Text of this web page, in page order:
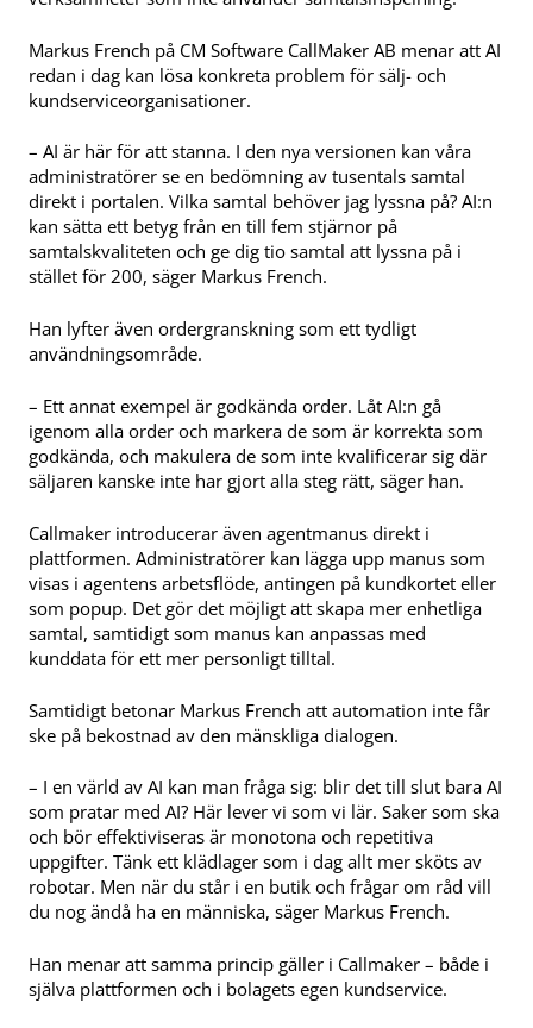
Markus French på CM Software CallMaker AB menar att AI
redan i dag kan lösa konkreta problem för sälj- och
kundserviceorganisationer.
– AI är här för att stanna. I den nya versionen kan våra
administratörer se en bedömning av tusentals samtal
direkt i portalen. Vilka samtal behöver jag lyssna på? AI:n
kan sätta ett betyg från en till fem stjärnor på
samtalskvaliteten och ge dig tio samtal att lyssna på i
stället för 200, säger Markus French.
Han lyfter även ordergranskning som ett tydligt
användningsområde.
– Ett annat exempel är godkända order. Låt AI:n gå
igenom alla order och markera de som är korrekta som
godkända, och makulera de som inte kvalificerar sig där
säljaren kanske inte har gjort alla steg rätt, säger han.
Callmaker introducerar även agentmanus direkt i
plattformen. Administratörer kan lägga upp manus som
visas i agentens arbetsflöde, antingen på kundkortet eller
som popup. Det gör det möjligt att skapa mer enhetliga
samtal, samtidigt som manus kan anpassas med
kunddata för ett mer personligt tilltal.
Samtidigt betonar Markus French att automation inte får
ske på bekostnad av den mänskliga dialogen.
– I en värld av AI kan man fråga sig: blir det till slut bara AI
som pratar med AI? Här lever vi som vi lär. Saker som ska
och bör effektiviseras är monotona och repetitiva
uppgifter. Tänk ett klädlager som i dag allt mer sköts av
robotar. Men när du står i en butik och frågar om råd vill
du nog ändå ha en människa, säger Markus French.
Han menar att samma princip gäller i Callmaker – både i
själva plattformen och i bolagets egen kundservice.